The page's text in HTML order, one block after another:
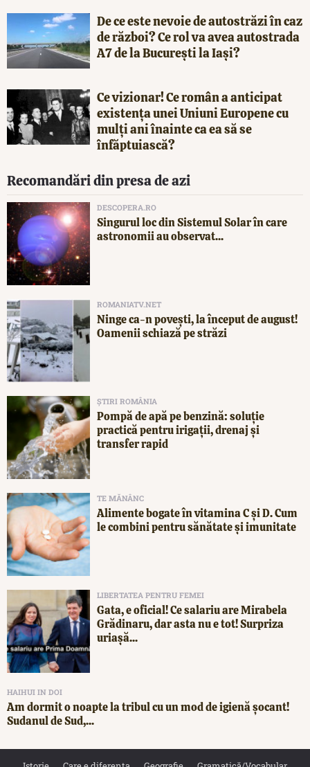
De ce este nevoie de autostrăzi în caz
de război? Ce rol va avea autostrada
A7 de la București la Iași?
Ce vizionar! Ce român a anticipat
existența unei Uniuni Europene cu
mulți ani înainte ca ea să se
înfăptuiască?
Recomandări din presa de azi
DESCOPERA.RO
Singurul loc din Sistemul Solar în care
astronomii au observat...
ROMANIATV.NET
Ninge ca-n povești, la început de august!
Oamenii schiază pe străzi
ȘTIRI ROMÂNIA
Pompă de apă pe benzină: soluție
practică pentru irigații, drenaj și
transfer rapid
TE MĂNÂNC
Alimente bogate în vitamina C și D. Cum
le combini pentru sănătate și imunitate
LIBERTATEA PENTRU FEMEI
Gata, e oficial! Ce salariu are Mirabela
Grădinaru, dar asta nu e tot! Surpriza
uriașă...
HAIHUI IN DOI
Am dormit o noapte la tribul cu un mod de igienă șocant!
Sudanul de Sud,...